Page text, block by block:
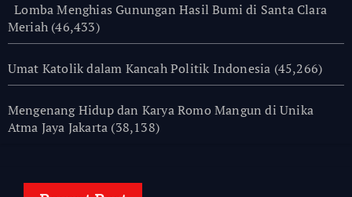
Lomba Menghias Gunungan Hasil Bumi di Santa Clara
Meriah (46,433)
Umat Katolik dalam Kancah Politik Indonesia (45,266)
Mengenang Hidup dan Karya Romo Mangun di Unika
Atma Jaya Jakarta (38,138)